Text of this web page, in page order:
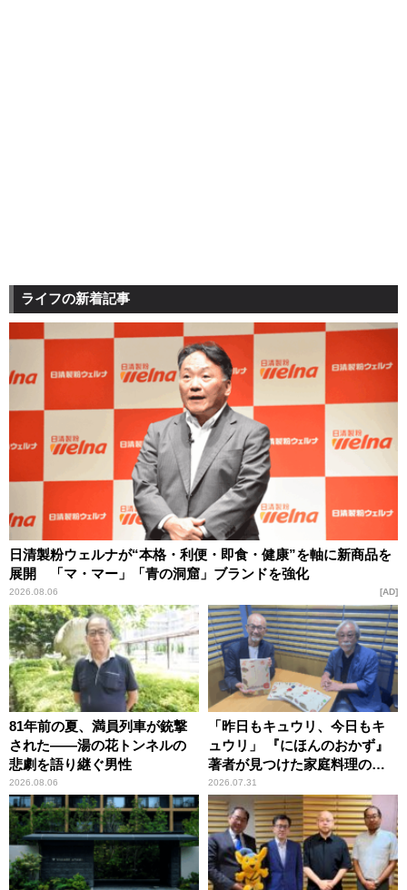
ライフの新着記事
日清製粉ウェルナが“本格・利便・即食・健康”を軸に新商品を
展開 「マ・マー」「青の洞窟」ブランドを強化
2026.08.06 AD
81年前の夏、満員列車が銃撃
された――湯の花トンネルの
悲劇を語り継ぐ男性
2026.08.06
「昨日もキュウリ、今日もキ
ュウリ」 『にほんのおかず』
著者が見つけた家庭料理の知
恵
2026.07.31